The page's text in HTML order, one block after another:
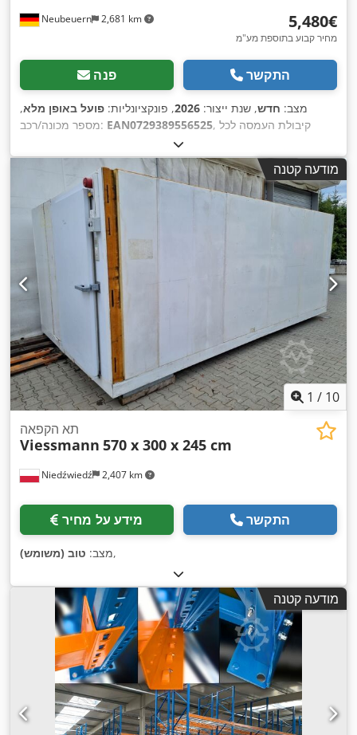
Neubeuern 2,681 km ‏5,480 ‏€
מחיר קבוע בתוספת מע"מ
פנה התקשר
מצב: חדש, שנת ייצור: 2026, פונקציונליות: פועל באופן מלא,
מספר מכונה/רכב: EAN0729389556525, קיבולת העמסה לכל
, אורך כולל:
4,500 מ"מ
, גובה המדף:4,500 מ"מ , מספר שורות של מדפים:4
,
מקומות לפלטות:108 יורו משטחים , גובה המסגרת:
רוחב מסגרת: 1,100 מ"מ
, עומס לכל זוג קורות תמך (מקסימלי):
3,000 ק"ג
, אורך תמיכה: 2,700 מ"מ ,
מודעה קטנה
1 / 10
Niedźwiedź 2,407 km
תא הקפאה
Viessmann 570 x 300 x 245 cm
מידע על מחיר התקשר
מצב: טוב (משומש) ,
מודעה קטנה